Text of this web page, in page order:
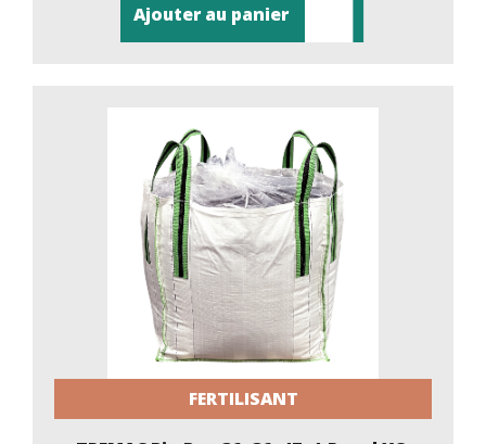
Ajouter au panier
FERTILISANT